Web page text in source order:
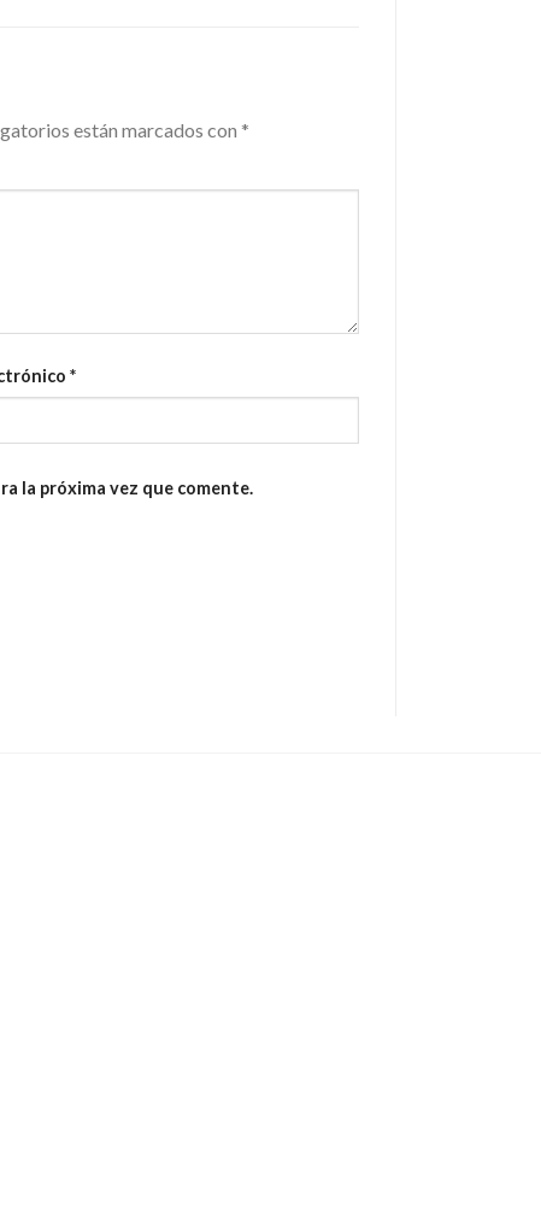
están marcados con *
*
la próxima vez que comente.